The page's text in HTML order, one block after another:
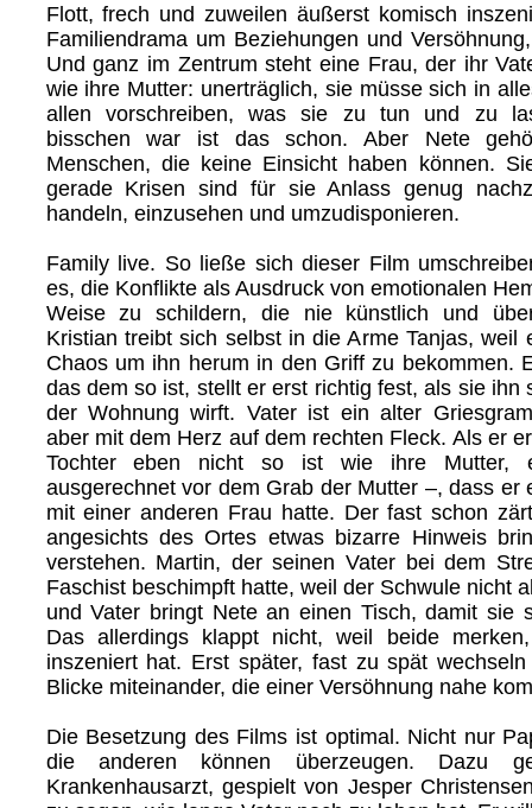
Flott, frech und zuweilen äußerst komisch
Familiendrama um Beziehungen und
Und ganz im Zentrum steht eine Frau, der ihr
wie ihre Mutter: unerträglich, sie müsse sich in
allen vorschreiben, was sie zu tun und zu
bisschen war ist das schon. Aber Nete
Menschen, die keine Einsicht haben können.
gerade Krisen sind für sie Anlass genug
handeln, einzusehen und umzudisponieren.
Family live. So ließe sich dieser Film
es, die Konflikte als Ausdruck von emotionalen
Weise zu schildern, die nie künstlich und
Kristian treibt sich selbst in die Arme Tanjas, weil
Chaos um ihn herum in den Griff zu bekommen.
das dem so ist, stellt er erst richtig fest, als sie ihn
der Wohnung wirft. Vater ist ein alter
aber mit dem Herz auf dem rechten Fleck. Als er
Tochter eben nicht so ist wie ihre Mutter,
ausgerechnet vor dem Grab der Mutter –, dass er
mit einer anderen Frau hatte. Der fast schon
angesichts des Ortes etwas bizarre Hinweis
verstehen. Martin, der seinen Vater bei dem
Faschist beschimpft hatte, weil der Schwule nicht
und Vater bringt Nete an einen Tisch, damit sie
Das allerdings klappt nicht, weil beide
inszeniert hat. Erst später, fast zu spät
Blicke miteinander, die einer Versöhnung nahe
Die Besetzung des Films ist optimal. Nicht nur
die anderen können überzeugen. Dazu
Krankenhausarzt, gespielt von Jesper